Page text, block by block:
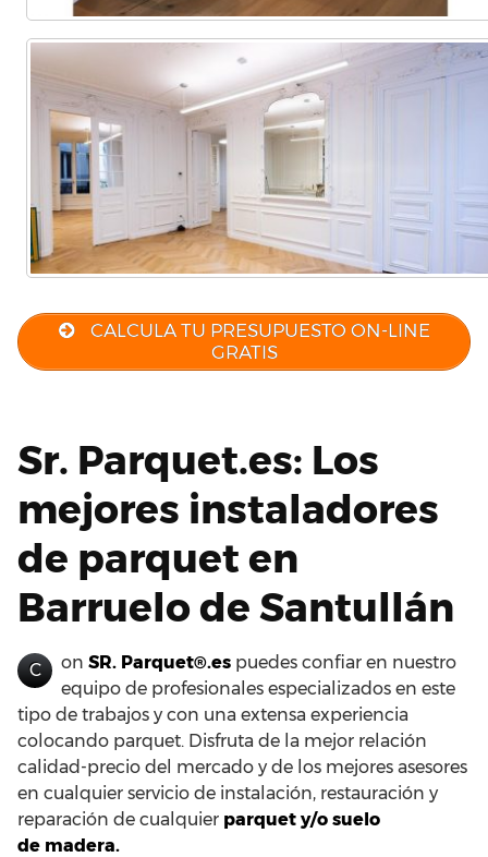
CALCULA TU PRESUPUESTO ON-LINE
GRATIS
Sr. Parquet.es: Los
mejores instaladores
de parquet en
Barruelo de Santullán
C on SR. Parquet®.es puedes confiar en nuestro
equipo de profesionales especializados en este
tipo de trabajos y con una extensa experiencia
colocando parquet. Disfruta de la mejor relación
calidad-precio del mercado y de los mejores asesores
en cualquier servicio de instalación, restauración y
reparación de cualquier parquet y/o suelo
de madera.